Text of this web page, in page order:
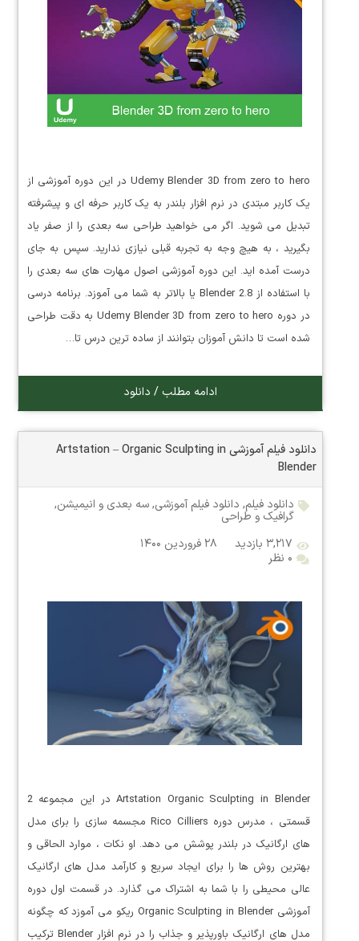
Udemy Blender 3D from zero to hero در این دوره آموزشی از
یک کاربر مبتدی در نرم افزار بلندر به یک کاربر حرفه ای و پیشرفته
تبدیل می شوید. اگر می خواهید طراحی سه بعدی را از صفر یاد
بگیرید ، به هیچ وجه به تجربه قبلی نیازی ندارید. سپس به جای
درست آمده اید. این دوره آموزشی اصول مهارت های سه بعدی را
با استفاده از Blender 2.8 یا بالاتر به شما می آموزد. برنامه درسی
در دوره Udemy Blender 3D from zero to hero به دقت طراحی
شده است تا دانش آموزان بتوانند از ساده ترین درس تا…
ادامه مطلب / دانلود
دانلود فیلم آموزشی Artstation – Organic Sculpting in
Blender
دانلود فیلم, دانلود فیلم آموزشی,سه بعدی و انیمیشن,
گرافیک و طراحی
۳,۲۱۷ بازدید
۲۸ فروردین ۱۴۰۰
۰ نظر
Artstation Organic Sculpting in Blender در این مجموعه 2
قسمتی ، مدرس دوره Rico Cilliers مجسمه سازی را برای مدل
های ارگانیک در بلندر پوشش می دهد. او نکات ، موارد الحاقی و
بهترین روش ها را برای ایجاد سریع و کارآمد مدل های ارگانیک
عالی محیطی را با شما به اشتراک می گذارد. در قسمت اول دوره
آموزشی Organic Sculpting in Blender ریکو می آموزد که چگونه
مدل های ارگانیک باورپذیر و جذاب را در نرم افزار Blender ترکیب